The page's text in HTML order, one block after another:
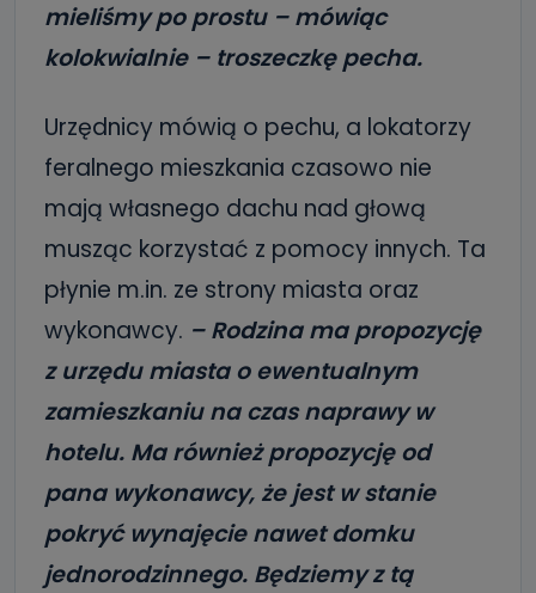
mieliśmy po prostu – mówiąc
kolokwialnie – troszeczkę pecha.
Urzędnicy mówią o pechu, a lokatorzy
feralnego mieszkania czasowo nie
mają własnego dachu nad głową
musząc korzystać z pomocy innych. Ta
płynie m.in. ze strony miasta oraz
wykonawcy. – Rodzina ma propozycję
z urzędu miasta o ewentualnym
zamieszkaniu na czas naprawy w
hotelu. Ma również propozycję od
pana wykonawcy, że jest w stanie
pokryć wynajęcie nawet domku
jednorodzinnego. Będziemy z tą